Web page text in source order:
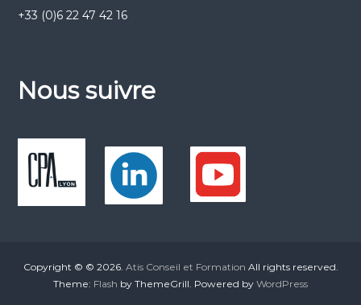
+33 (0)6 22 47 42 16
Nous suivre
Copyright © © 2026. Atis Conseil et Formation All rights reserved.
Theme: Flash by ThemeGrill. Powered by WordPress